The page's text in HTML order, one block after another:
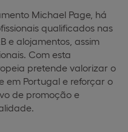
Michael Page, há
qualificados nas
e alojamentos, assim
Com esta
pretende valorizar o
em Portugal e reforçar o
de promoção e